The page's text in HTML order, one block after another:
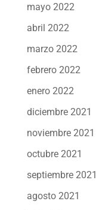
mayo 2022
abril 2022
marzo 2022
febrero 2022
enero 2022
diciembre 2021
noviembre 2021
octubre 2021
septiembre 2021
agosto 2021